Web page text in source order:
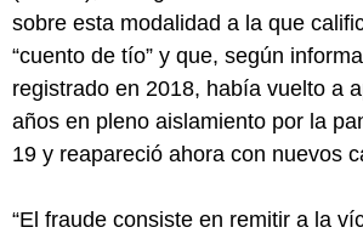
sobre esta modalidad a la que
“cuento de tío” y que, según
registrado en 2018, había vuelto a
años en pleno aislamiento por la
19 y reapareció ahora con nuevos
“El fraude consiste en remitir a la